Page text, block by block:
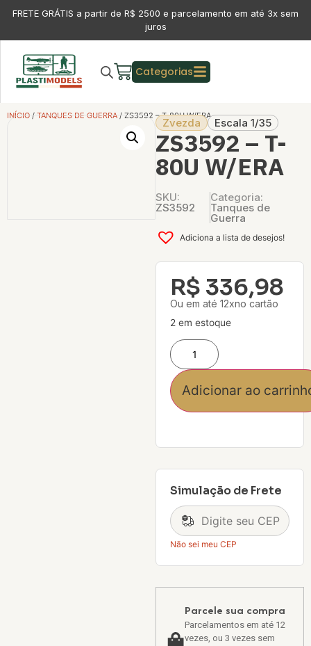
FRETE GRÁTIS a partir de R$ 2500 e parcelamento em até 3x sem
juros
Categorias
INÍCIO / TANQUES DE GUERRA / ZS3592 – T-80U W/ERA
Zvezda Escala 1/35
ZS3592 – T-
80U W/ERA
SKU:
ZS3592
Categoria:
Tanques de
Guerra
Adiciona a lista de desejos!
R$ 336,98
Ou em até 12xno cartão
2 em estoque
Adicionar ao
Simulação de Frete
Não sei meu CEP
Parcele sua compra
Parcelamentos em até 12
vezes, ou 3 vezes sem